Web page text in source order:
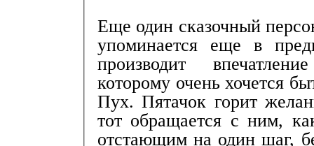
Еще один сказочный
упоминается еще в
производит
которому очень хочется
Пух. Пятачок горит
тот обращается с ним,
отстающим на один шаг,